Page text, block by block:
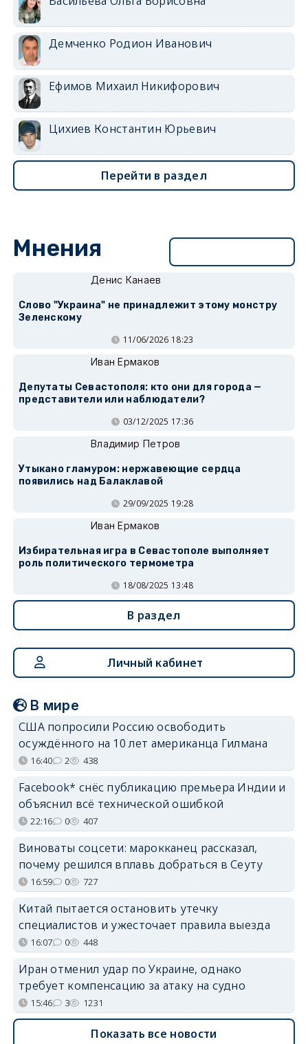
Демченко Родион Иванович
Ефимов Михаил Никифорович
Цихиев Константин Юрьевич
Перейти в раздел
Мнения
Денис Канаев
Слово "Украина" не принадлежит этому монстру
Зеленскому
11/06/2026 18:23
Иван Ермаков
Депутаты Севастополя: кто они для города —
представители или наблюдатели?
03/12/2025 17:36
Владимир Петров
Утыкано гламуром: нержавеющие сердца
появились над Балаклавой
29/09/2025 19:28
Иван Ермаков
Избирательная игра в Севастополе выполняет
роль политического термометра
18/08/2025 13:48
В раздел
Личный кабинет
В мире
США попросили Россию освободить
осуждённого на 10 лет американца Гилмана
16:40 2 438
Facebook* снёс публикацию премьера Индии и
объяснил всё технической ошибкой
22:16 0 407
Виноваты соцсети: марокканец рассказал,
почему решился вплавь добраться в Сеуту
16:59 0 727
Китай пытается остановить утечку
специалистов и ужесточает правила выезда
16:07 0 448
Иран отменил удар по Украине, однако
требует компенсацию за атаку на судно
15:46 3 1231
Показать все новости